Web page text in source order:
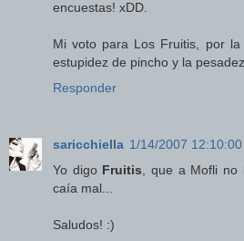
encuestas! xDD.
Mi voto para Los Fruitis, por
estupidez de pincho y la
Responder
saricchiella 1/14/2007 12:10:00
Yo digo Fruitis, que a Mofli no
caía mal...
Saludos! :)